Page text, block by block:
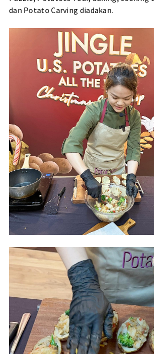
dan Potato Carving diadakan.